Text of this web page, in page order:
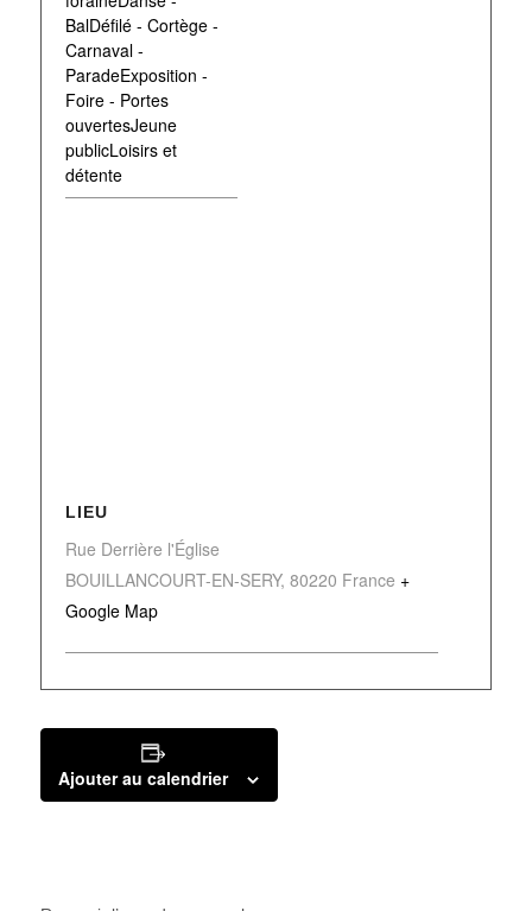
BalDéfilé - Cortège -
Carnaval -
ParadeExposition -
Foire - Portes
ouvertesJeune
publicLoisirs et
détente
LIEU
Rue Derrière l'Église
BOUILLANCOURT-EN-SERY, 80220 France +
Google Map
Ajouter au calendrier